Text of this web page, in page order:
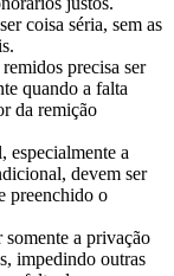
coisa séria, sem as
precisa ser
quando a falta
da remição
especialmente a
devem ser
preenchido o
a privação
impedindo outras